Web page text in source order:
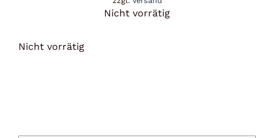
Nicht vorrätig
Nicht vorrätig